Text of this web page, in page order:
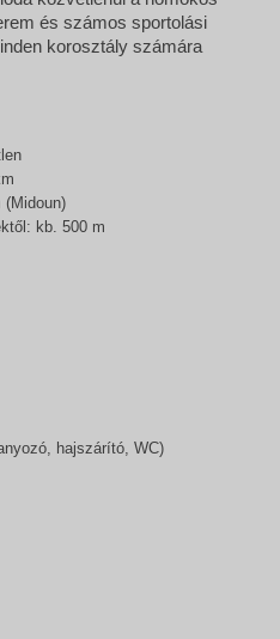
és számos sportolási
korosztály számára
kb. 500 m
hajszárító, WC)